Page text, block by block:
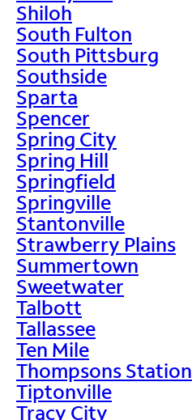
Shiloh
South Fulton
South Pittsburg
Southside
Sparta
Spencer
Spring City
Spring Hill
Springfield
Springville
Stantonville
Strawberry Plains
Summertown
Sweetwater
Talbott
Tallassee
Ten Mile
Thompsons Station
Tiptonville
Tracy City